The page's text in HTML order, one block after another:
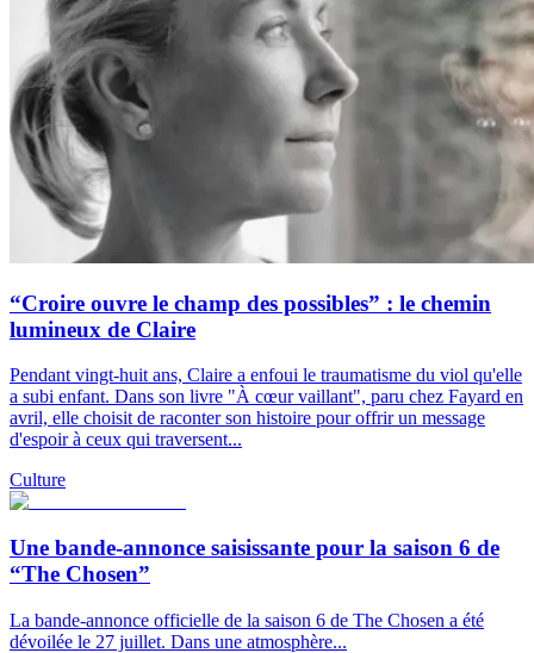
“Croire ouvre le champ des possibles” : le chemin
lumineux de Claire
Pendant vingt-huit ans, Claire a enfoui le traumatisme du viol qu'elle
a subi enfant. Dans son livre "À cœur vaillant", paru chez Fayard en
avril, elle choisit de raconter son histoire pour offrir un message
d'espoir à ceux qui traversent...
Culture
Une bande-annonce saisissante pour la saison 6 de
“The Chosen”
La bande-annonce officielle de la saison 6 de The Chosen a été
dévoilée le 27 juillet. Dans une atmosphère...